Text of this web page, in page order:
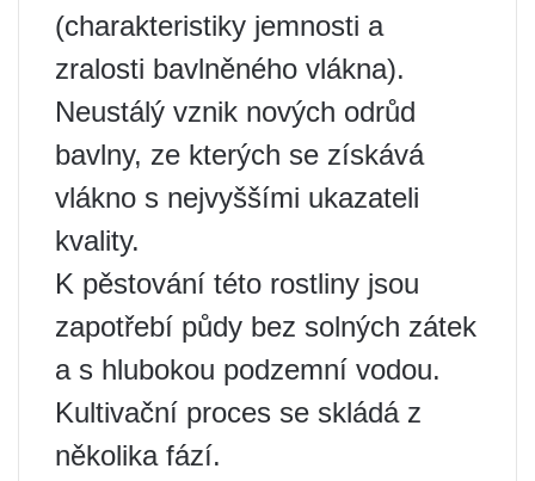
(charakteristiky jemnosti a
zralosti bavlněného vlákna).
Neustálý vznik nových odrůd
bavlny, ze kterých se získává
vlákno s nejvyššími ukazateli
kvality.
K pěstování této rostliny jsou
zapotřebí půdy bez solných zátek
a s hlubokou podzemní vodou.
Kultivační proces se skládá z
několika fází.